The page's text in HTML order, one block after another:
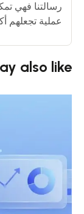
رسالتنا فهي
عملية تجعلهم
also like